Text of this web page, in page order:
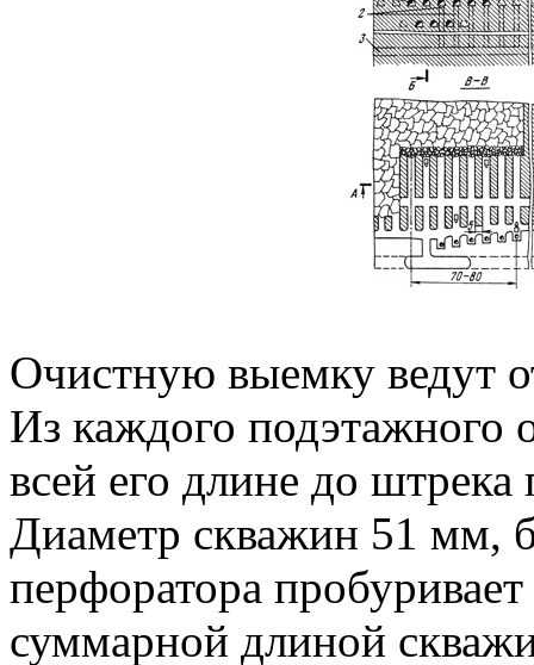
Очистную выемку ведут
Из каждого подэтажного
всей его длине до
Диаметр скважин 51 мм,
перфоратора
суммарной длиной